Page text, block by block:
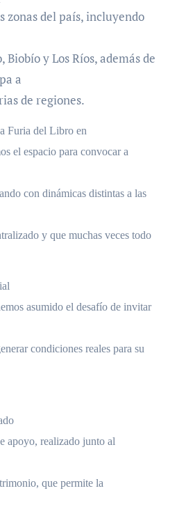
zonas del país, incluyendo
y Los Ríos, además de
a
de regiones.
Furia del Libro en
el espacio para convocar a
con dinámicas distintas a las
y que muchas veces todo
asumido el desafío de invitar
condiciones reales para su
apoyo, realizado junto al
que permite la